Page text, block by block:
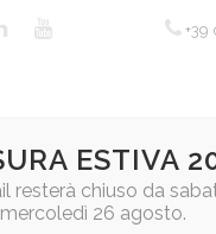
+39
ESTIVA
resterà chiuso da
26 agosto.